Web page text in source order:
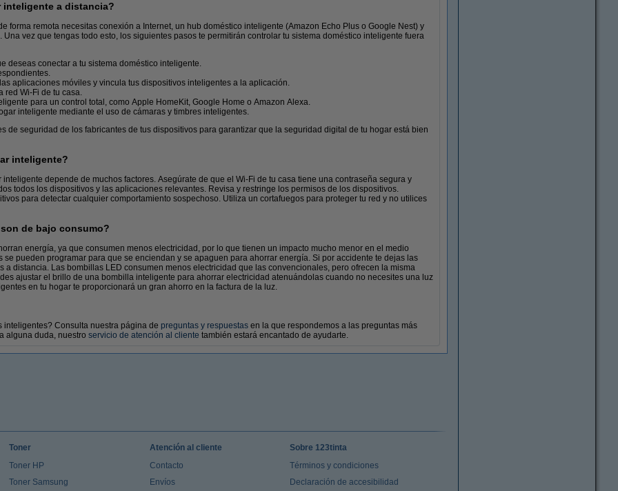
Tarjetas de memoria Repetidores
inteligente a distancia?
forma remota necesitas conexión a Internet, un hub doméstico inteligente (Amazon Echo Plus o Google Nest) y
vez que tengas todo esto, los siguientes pasos te permitirán controlar tu sistema doméstico inteligente fuera
deseas conectar a tu sistema doméstico inteligente.
aplicaciones móviles y vincula tus dispositivos inteligentes a la aplicación.
red Wi-Fi de tu casa.
para un control total, como Apple HomeKit, Google Home o Amazon Alexa.
inteligente mediante el uso de cámaras y timbres inteligentes.
de seguridad de los fabricantes de tus dispositivos para garantizar que la seguridad digital de tu hogar está bien
inteligente?
depende de muchos factores. Asegúrate de que el Wi-Fi de tu casa tiene una contraseña segura y
todos los dispositivos y las aplicaciones relevantes. Revisa y restringe los permisos de los dispositivos.
para detectar cualquier comportamiento sospechoso. Utiliza un cortafuegos para proteger tu red y no utilices
de bajo consumo?
energía, ya que consumen menos electricidad, por lo que tienen un impacto mucho menor en el medio
pueden programar para que se enciendan y se apaguen para ahorrar energía. Si por accidente te dejas las
a distancia. Las bombillas LED consumen menos electricidad que las convencionales, pero ofrecen la misma
ajustar el brillo de una bombilla inteligente para ahorrar electricidad atenuándolas cuando no necesites una luz
en tu hogar te proporcionará un gran ahorro en la factura de la luz.
Consulta nuestra página de preguntas y respuestas en la que respondemos a las preguntas más
alguna duda, nuestro servicio de atención al cliente también estará encantado de ayudarte.
Toner
Toner HP
Toner Samsung
Atención al cliente
Contacto
Envíos
Sobre 123tinta
Términos y condiciones
Declaración de accesibilidad